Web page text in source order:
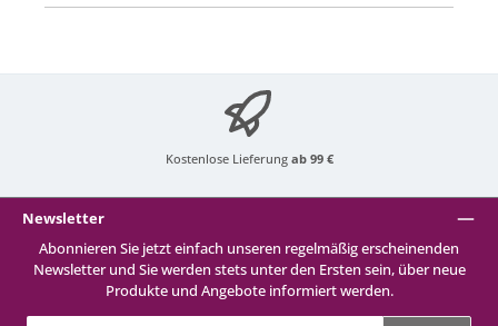
Kostenlose Lieferung ab 99 €
Newsletter
Abonnieren Sie jetzt einfach unseren regelmäßig erscheinenden
Newsletter und Sie werden stets unter den Ersten sein, über neue
Produkte und Angebote informiert werden.